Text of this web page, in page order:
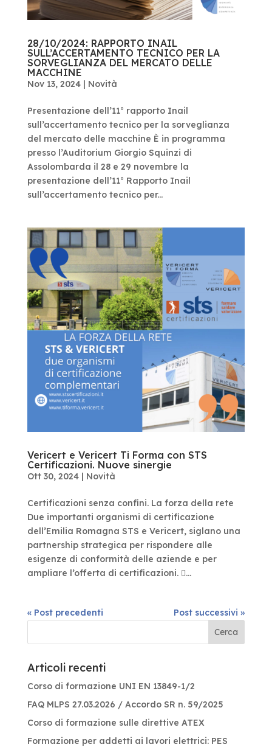
28/10/2024: RAPPORTO INAIL
SULL’ACCERTAMENTO TECNICO PER LA
SORVEGLIANZA DEL MERCATO DELLE
MACCHINE
Nov 13, 2024| Novità
Presentazione dell’11° rapporto Inail
sull’accertamento tecnico per la sorveglianza
del mercato delle macchine È in programma
presso l’Auditorium Giorgio Squinzi di
Assolombarda il 28 e 29 novembre la
presentazione dell’11° Rapporto Inail
sull’accertamento tecnico per...
Vericert e Vericert Ti Forma con STS
Certificazioni. Nuove sinergie
Ott 30, 2024| Novità
Certificazioni senza confini. La forza della rete
Due importanti organismi di certificazione
dell’Emilia Romagna STS e Vericert, siglano una
partnership strategica per rispondere alle
esigenze di conformità delle aziende e per
ampliare l’offerta di certificazioni. ...
« Post precedenti Post successivi »
Articoli recenti
Corso di formazione UNI EN 13849-1/2
FAQ MLPS 27.03.2026 / Accordo SR n. 59/2025
Corso di formazione sulle direttive ATEX
Formazione per addetti ai lavori elettrici: PES